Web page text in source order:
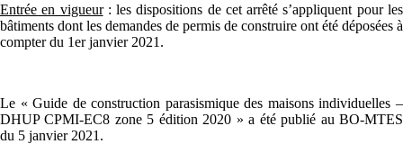
Entrée en vigueur: les dispositions de cet arrêté s’appliquent pour les
bâtiments dont les demandes de permis de construire ont été déposées à
compter du 1er janvier 2021.
Le « Guide de construction parasismique des maisons individuelles –
DHUP CPMI-EC8 zone 5 édition 2020 » a été publié au BO-MTES
du 5 janvier 2021.